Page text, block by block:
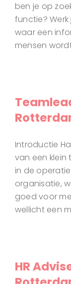
ben je op
functie?
waar een
mensen
Introductie
van een
in de
organisatie,
goed voor
wellicht een
HR